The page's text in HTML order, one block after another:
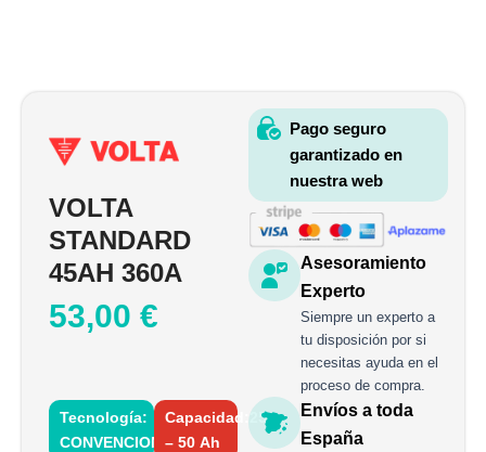
VOLTA
STANDARD
45AH 360A
53,00 €
Tecnología:
CONVENCIONAL
Capacidad:25
– 50 Ah
Asesoramiento
Experto
Siempre un experto a
tu disposición por si
necesitas ayuda en el
proceso de compra.
Envíos a toda
España
Pago seguro
garantizado en
nuestra web